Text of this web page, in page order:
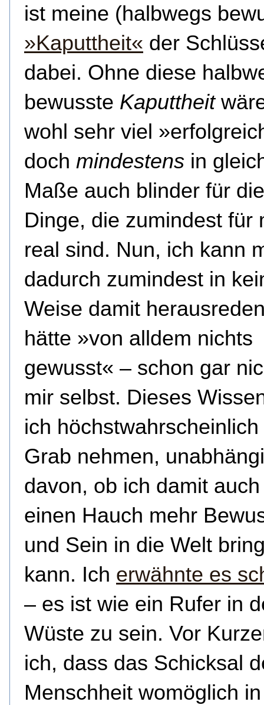
ist meine (halbwegs
»Kaputtheit« der
dabei. Ohne diese
bewusste Kaputtheit
wohl sehr viel
doch mindestens in
Maße auch blinder für
Dinge, die zumindest für
real sind. Nun, ich kann
dadurch zumindest in
Weise damit
hätte »von alldem nichts
gewusst« – schon gar
mir selbst. Dieses
ich
Grab nehmen,
davon, ob ich damit
einen Hauch mehr
und Sein in die Welt
kann. Ich erwähnte es
– es ist wie ein Rufer in
Wüste zu sein. Vor
ich, dass das Schicksal
Menschheit womöglich